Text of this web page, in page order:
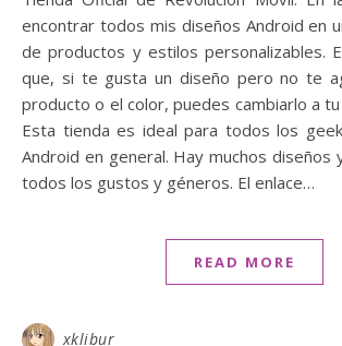
encontrar todos mis diseños Android en
de productos y estilos personalizables.
que, si te gusta un diseño pero no te
producto o el color, puedes
Esta tienda es ideal para todos los
Android en general. Hay muchos diseños
todos los gustos y géneros. El enlace…
READ MORE
xklibur